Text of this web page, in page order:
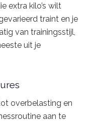
extra kilo’s wilt
traint en je
van trainingsstijl,
uit je
overbelasting en
aan te